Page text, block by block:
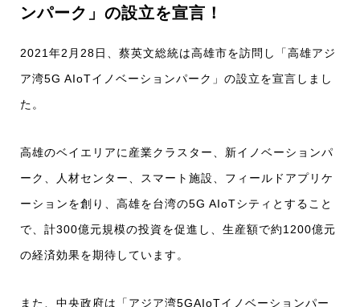
ンパーク」の設立を宣言！
2021年2月28日、蔡英文総統は高雄市を訪問し「高雄アジ
ア湾5G AIoTイノベーションパーク」の設立を宣言しまし
た。
高雄のベイエリアに産業クラスター、新イノベーションパ
ーク、人材センター、スマート施設、フィールドアプリケ
ーションを創り、高雄を台湾の5G AIoTシティとすること
で、計300億元規模の投資を促進し、生産額で約1200億元
の経済効果を期待しています。
また、中央政府は「アジア湾5GAIoTイノベーションパー